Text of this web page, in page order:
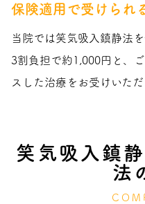
保険適用で受けられ
当院では笑気吸入鎮静法
3割負担で約1,000円と、
スした治療をお受けいただ
笑気吸入鎮
法